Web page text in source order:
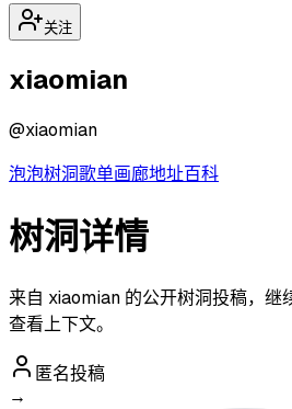
关注
xiaomian
@xiaomian
泡泡树洞歌单画廊地址百科
树洞详情
来自 xiaomian 的公开树洞投稿，继
查看上下文。
匿名投稿
→